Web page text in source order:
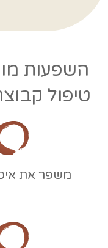
השפעות
טיפול
משפר את